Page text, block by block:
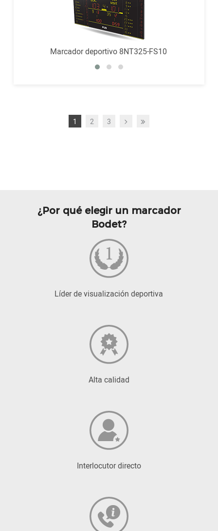
Marcador deportivo 8NT325-FS10
1 2 3
¿Por qué elegir un marcador
Bodet?
Líder de visualización deportiva
Alta calidad
Interlocutor directo